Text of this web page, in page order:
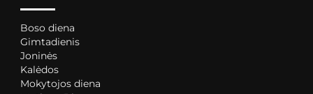
Boso diena
Gimtadienis
Joninės
Kalėdos
Mokytojos diena